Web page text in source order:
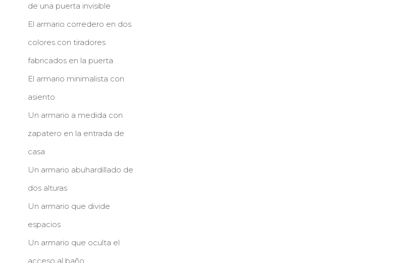
de una puerta invisible
El armario corredero en dos
colores con tiradores
fabricados en la puerta
El armario minimalista con
asiento
Un armario a medida con
zapatero en la entrada de
casa
Un armario abuhardillado de
dos alturas
Un armario que divide
espacios
Un armario que oculta el
acceso al baño